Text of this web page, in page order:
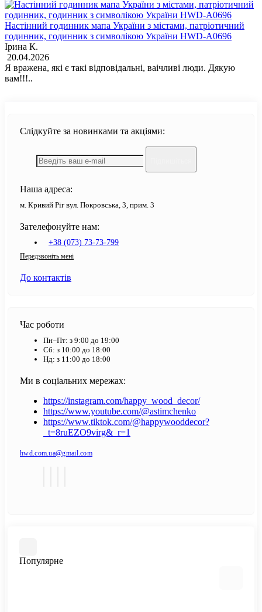
Настінний годинник мапа України з містами, патріотичний
годинник, годинник з символікою України HWD-A0696
Ірина К.
20.04.2026
Я вражена, які є такі відповідальні, ваічливі люди. Дякую
вам!!!..
Слідкуйте за новинками та акціями:
Наша адреса:
м. Кривий Ріг вул. Покровська, 3, прим. 3
Зателефонуйте нам:
+38 (073) 73-73-799
Передзвоніть мені
До контактів
Час роботи
Пн–Пт: з 9:00 до 19:00
Сб: з 10:00 до 18:00
Нд: з 11:00 до 18:00
Ми в соціальних мережах:
https://instagram.com/happy_wood_decor/
https://www.youtube.com/@astimchenko
https://www.tiktok.com/@happywooddecor?
_t=8ruEZO9virg&_r=1
hwd.com.ua@gmail.com
Популярне